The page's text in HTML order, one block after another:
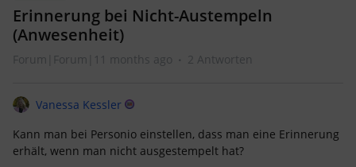
Erinnerung bei Nicht-Austempeln
(Anwesenheit)
Forum|Forum|11 months ago 2 Antworten
Vanessa Kessler
Kann man bei Personio einstellen, dass man eine Erinnerung
erhält, wenn man nicht ausgestempelt hat?